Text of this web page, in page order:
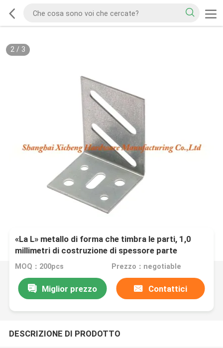
2/ 3
«La L» metallo di forma che timbra le parti, 1,0
millimetri di costruzione di spessore parte
MOQ：200pcs Prezzo：negotiable
Miglior prezzo Contattici
DESCRIZIONE DI PRODOTTO